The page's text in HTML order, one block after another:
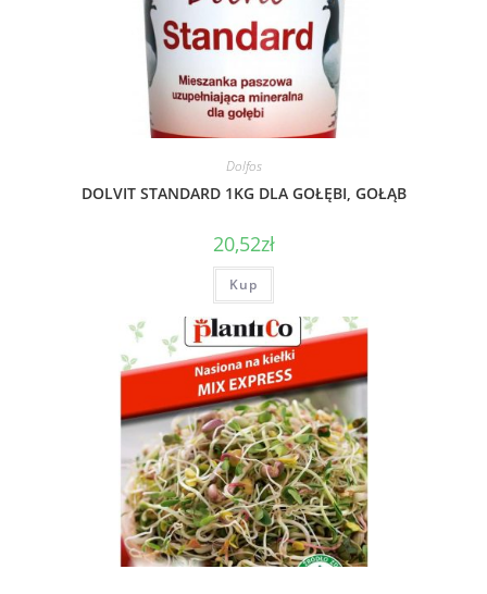
Dolfos
DOLVIT STANDARD 1KG DLA GOŁĘBI, GOŁĄB
20,52zł
Kup